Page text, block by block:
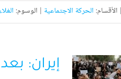
| الأقسام: الحركة الاجتماعية | الوسوم:
إيران: